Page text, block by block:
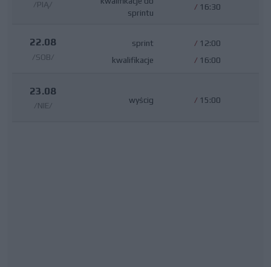
/PIĄ/
sprintu
/ 16:30
22.08
/SOB/
sprint
kwalifikacje
/ 12:00
/ 16:00
23.08
/NIE/
wyścig / 15:00